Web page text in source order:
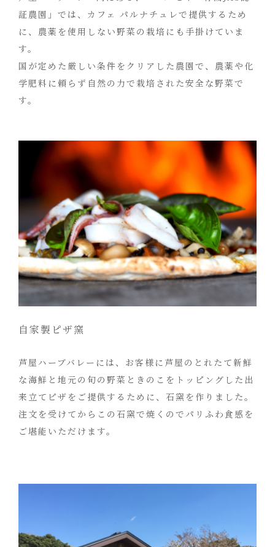
証農園」では、カフェ パルナチュレで提供するため
に、農薬を使用しない野菜の栽培にも手掛けていま
す。
国が定めた厳しい条件をクリアした農園で、農薬や化
学肥料に頼らず自然の力で栽培された安全な野菜で
す。
自家製ピザ窯
芦屋ハーブバレーには、お客様に芦屋のとれたて新鮮
な海鮮と地元の旬の野菜ときのこをトッピングした出
来立てピザをご提供するために、石窯を作りました。
注文を受けてからこの石窯で焼くのでパリふわ食感を
ご堪能いただけます。